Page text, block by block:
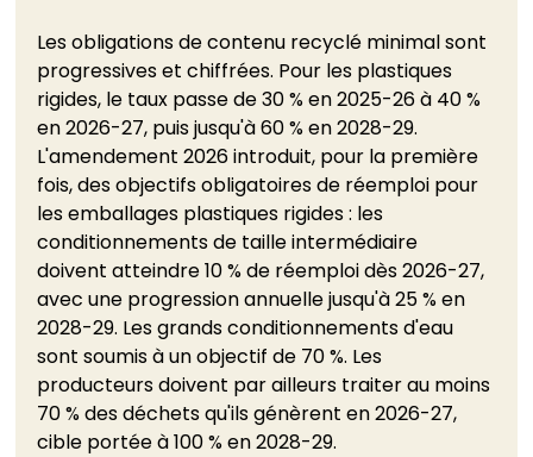
Les obligations de contenu recyclé minimal sont
progressives et chiffrées. Pour les plastiques
rigides, le taux passe de 30 % en 2025-26 à 40 %
en 2026-27, puis jusqu'à 60 % en 2028-29.
L'amendement 2026 introduit, pour la première
fois, des objectifs obligatoires de réemploi pour
les emballages plastiques rigides : les
conditionnements de taille intermédiaire
doivent atteindre 10 % de réemploi dès 2026-27,
avec une progression annuelle jusqu'à 25 % en
2028-29. Les grands conditionnements d'eau
sont soumis à un objectif de 70 %. Les
producteurs doivent par ailleurs traiter au moins
70 % des déchets qu'ils génèrent en 2026-27,
cible portée à 100 % en 2028-29.